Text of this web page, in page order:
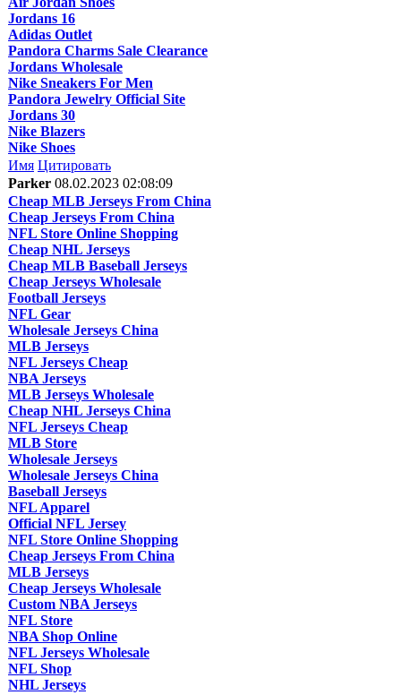
Jordans 16
Adidas Outlet
Pandora Charms Sale Clearance
Jordans Wholesale
Nike Sneakers For Men
Pandora Jewelry Official Site
Jordans 30
Nike Blazers
Nike Shoes
Имя Цитировать
Parker 08.02.2023 02:08:09
Cheap MLB Jerseys From China
Cheap Jerseys From China
NFL Store Online Shopping
Cheap NHL Jerseys
Cheap MLB Baseball Jerseys
Cheap Jerseys Wholesale
Football Jerseys
NFL Gear
Wholesale Jerseys China
MLB Jerseys
NFL Jerseys Cheap
NBA Jerseys
MLB Jerseys Wholesale
Cheap NHL Jerseys China
NFL Jerseys Cheap
MLB Store
Wholesale Jerseys
Wholesale Jerseys China
Baseball Jerseys
NFL Apparel
Official NFL Jersey
NFL Store Online Shopping
Cheap Jerseys From China
MLB Jerseys
Cheap Jerseys Wholesale
Custom NBA Jerseys
NFL Store
NBA Shop Online
NFL Jerseys Wholesale
NFL Shop
NHL Jerseys